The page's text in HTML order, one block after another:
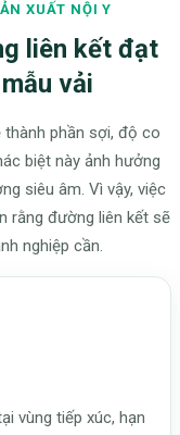
XUẤT NỘI Y
liên kết đạt
vải
phần sợi, độ co
biệt này ảnh hưởng
siêu âm. Vì vậy, việc
rằng đường liên kết sẽ
nghiệp cần.
vùng tiếp xúc, hạn